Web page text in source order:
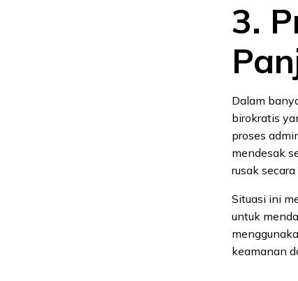
3.
Dalam
birokratis
proses
mendesak
rusak
Situasi ini
untuk
keamanan